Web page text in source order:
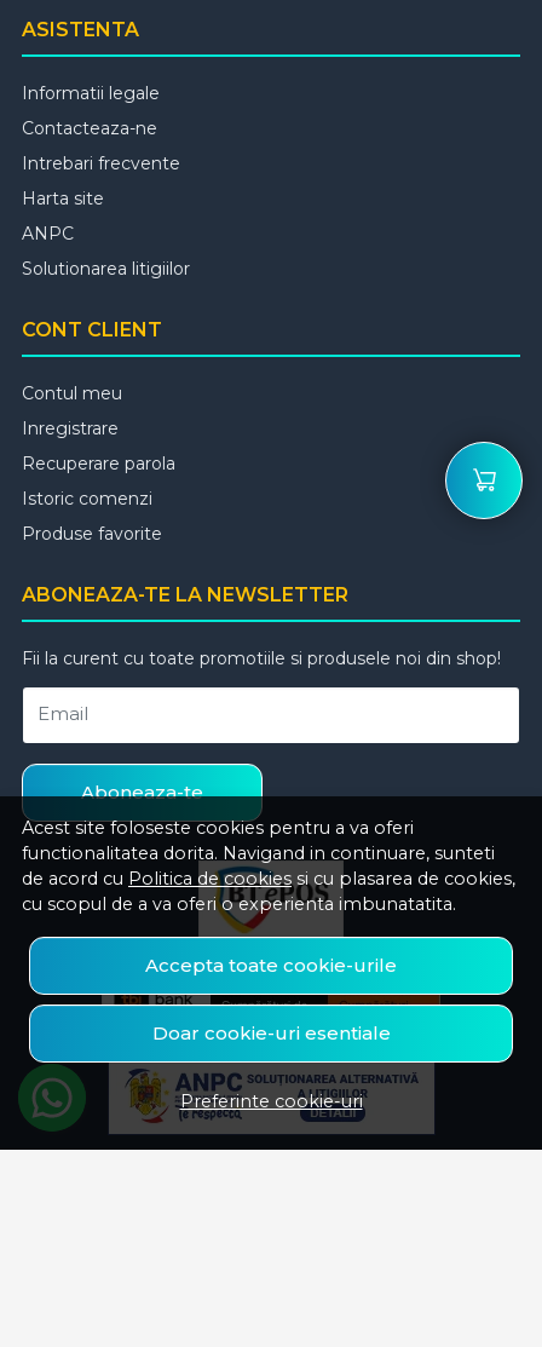
Acest site foloseste cookies pentru a va oferi
functionalitatea dorita. Navigand in continuare, sunteti
de acord cu Politica de cookies si cu plasarea de cookies,
cu scopul de a va oferi o experienta imbunatatita.
Accepta toate cookie-urile
Doar cookie-uri esentiale
Preferinte cookie-uri
ASISTENTA
Informatii legale
Contacteaza-ne
Intrebari frecvente
Harta site
ANPC
Solutionarea litigiilor
CONT CLIENT
Contul meu
Inregistrare
Recuperare parola
Istoric comenzi
Produse favorite
ABONEAZA-TE LA NEWSLETTER
Fii la curent cu toate promotiile si produsele noi din shop!
Email
Aboneaza-te